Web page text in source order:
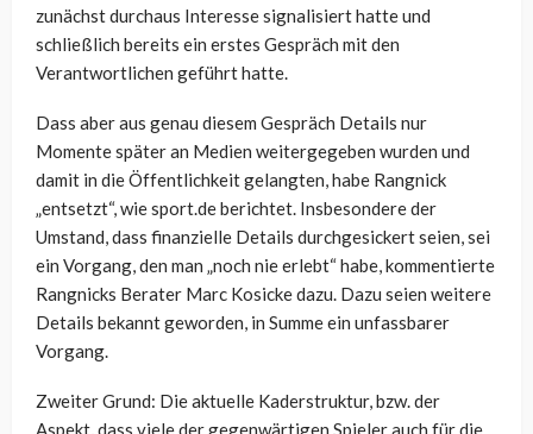
zunächst durchaus Interesse signalisiert hatte und
schließlich bereits ein erstes Gespräch mit den
Verantwortlichen geführt hatte.
Dass aber aus genau diesem Gespräch Details nur
Momente später an Medien weitergegeben wurden und
damit in die Öffentlichkeit gelangten, habe Rangnick
„entsetzt“, wie sport.de berichtet. Insbesondere der
Umstand, dass finanzielle Details durchgesickert seien, sei
ein Vorgang, den man „noch nie erlebt“ habe, kommentierte
Rangnicks Berater Marc Kosicke dazu. Dazu seien weitere
Details bekannt geworden, in Summe ein unfassbarer
Vorgang.
Zweiter Grund: Die aktuelle Kaderstruktur, bzw. der
Aspekt, dass viele der gegenwärtigen Spieler auch für die